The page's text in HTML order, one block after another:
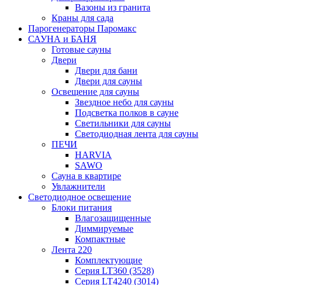
Вазоны из гранита
Краны для сада
Парогенераторы Паромакс
САУНА и БАНЯ
Готовые сауны
Двери
Двери для бани
Двери для сауны
Освещение для сауны
Звездное небо для сауны
Подсветка полков в сауне
Светильники для сауны
Светодиодная лента для сауны
ПЕЧИ
HARVIA
SAWO
Сауна в квартире
Увлажнители
Светодиодное освещение
Блоки питания
Влагозащищенные
Диммируемые
Компактные
Лента 220
Комплектующие
Серия LT360 (3528)
Серия LT4240 (3014)